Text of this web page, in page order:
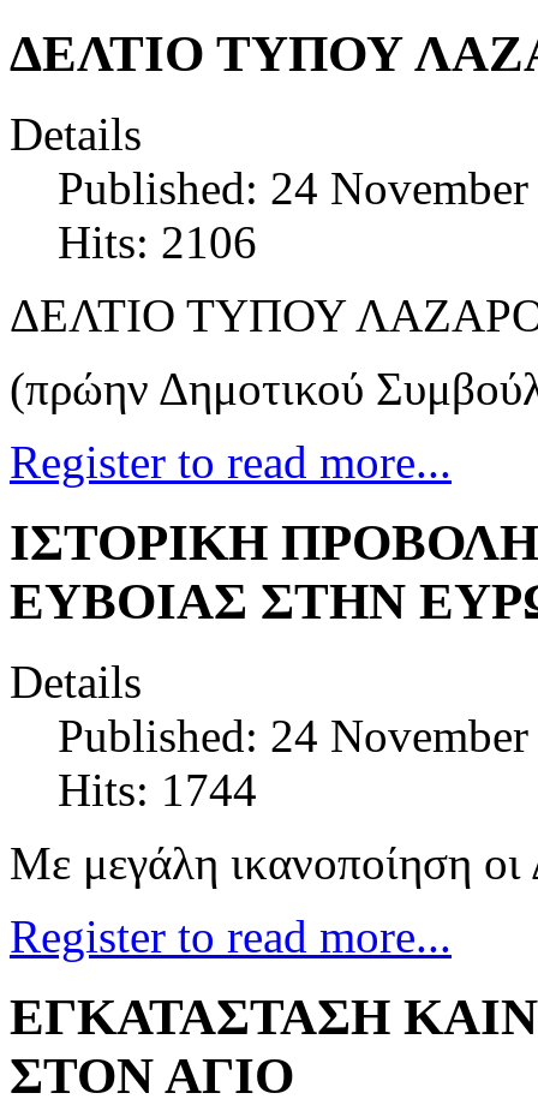
ΔΕΛΤΙΟ ΤΥΠΟΥ
Details
Published: 24
Hits: 2106
ΔΕΛΤΙΟ ΤΥΠΟΥ
(πρώην Δημοτικού
Register to read more...
ΙΣΤΟΡΙΚΗ ΠΡΟΒΟΛΗ
ΕΥΒΟΙΑΣ ΣΤΗΝ
Details
Published: 24
Hits: 1744
Με μεγάλη ικανοποίηση οι
Register to read more...
ΕΓΚΑΤΑΣΤΑΣΗ
ΣΤΟΝ ΑΓΙΟ